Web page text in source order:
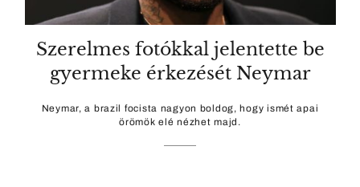
Szerelmes fotókkal jelentette be
gyermeke érkezését Neymar
Neymar, a brazil focista nagyon boldog, hogy ismét apai
örömök elé nézhet majd.